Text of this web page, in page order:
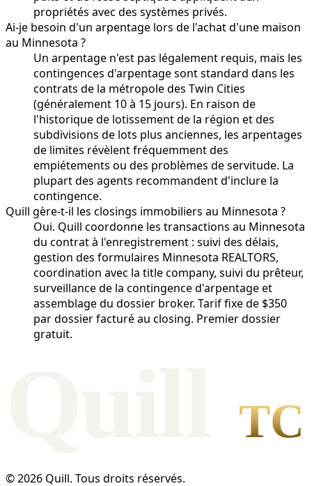
propriétés avec des systèmes privés.
Ai-je besoin d'un arpentage lors de l'achat d'une maison
au Minnesota ?
Un arpentage n'est pas légalement requis, mais les
contingences d'arpentage sont standard dans les
contrats de la métropole des Twin Cities
(généralement 10 à 15 jours). En raison de
l'historique de lotissement de la région et des
subdivisions de lots plus anciennes, les arpentages
de limites révèlent fréquemment des
empiétements ou des problèmes de servitude. La
plupart des agents recommandent d'inclure la
contingence.
Quill gère-t-il les closings immobiliers au Minnesota ?
Oui. Quill coordonne les transactions au Minnesota
du contrat à l'enregistrement : suivi des délais,
gestion des formulaires Minnesota REALTORS,
coordination avec la title company, suivi du prêteur,
surveillance de la contingence d'arpentage et
assemblage du dossier broker. Tarif fixe de $350
par dossier facturé au closing. Premier dossier
gratuit.
TC
© 2026 Quill. Tous droits réservés.